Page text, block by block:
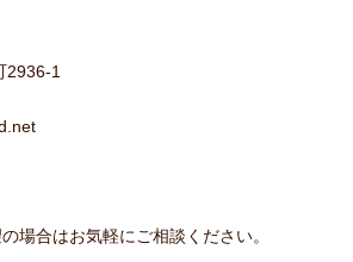
2936-1
場合はお気軽にご相談ください。